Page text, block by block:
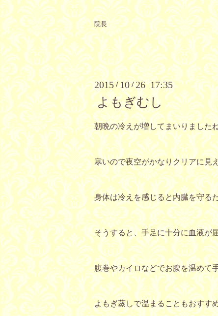
院長
2015/10/26 17:35
よもぎむし
朝晩の冷えが増してまいりました
寒いので夜空がかなりクリアに見
身体は冷えを感じると内臓を守る
そうすると、手足に十分に血液が
腹巻やカイロなどでお腹を温めて
よもぎ蒸しで温まることもおすす